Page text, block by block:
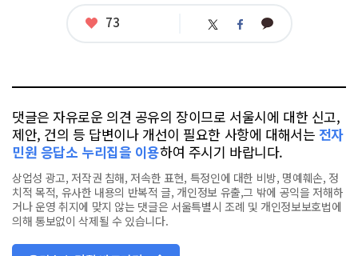
좋
73 트 페 카
댓글은 자유로운 의견 공유의 장이므로 서울시에 대한 신고,
제안, 건의 등 답변이나 개선이 필요한 사항에 대해서는 전자
민원 응답소 누리집을 이용하여 주시기 바랍니다.
상업성 광고, 저작권 침해, 저속한 표현, 특정인에 대한 비방, 명예훼손, 정
치적 목적, 유사한 내용의 반복적 글, 개인정보 유출,그 밖에 공익을 저해하
거나 운영 취지에 맞지 않는 댓글은 서울특별시 조례 및 개인정보보호법에
의해 통보없이 삭제될 수 있습니다.